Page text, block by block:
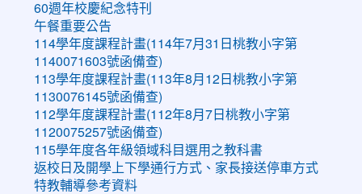
60週年校慶紀念特刊
午餐重要公告
114學年度課程計畫(114年7月31日桃教小字第
1140071603號函備查)
113學年度課程計畫(113年8月12日桃教小字第
1130076145號函備查)
112學年度課程計畫(112年8月7日桃教小字第
1120075257號函備查)
115學年度各年級領域科目選用之教科書
返校日及開學上下學通行方式、家長接送停車方式
特教輔導參考資料